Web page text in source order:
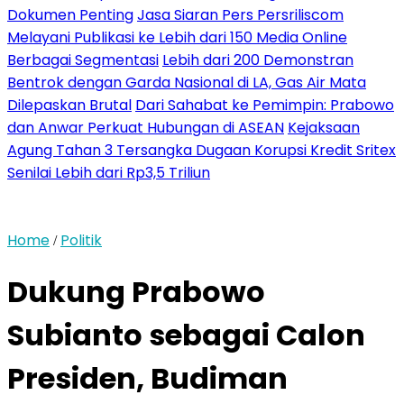
Dokumen PentingJasa Siaran Pers Persriliscom
Melayani Publikasi ke Lebih dari 150 Media Online
Berbagai Segmentasi Lebih dari 200 Demonstran
Bentrok dengan Garda Nasional di LA, Gas Air Mata
Dilepaskan Brutal Dari Sahabat ke Pemimpin: Prabowo
dan Anwar Perkuat Hubungan di ASEAN Kejaksaan
Agung Tahan 3 Tersangka Dugaan Korupsi Kredit Sritex
Senilai Lebih dari Rp3,5 Triliun
Home / Politik
Dukung Prabowo
Subianto sebagai Calon
Presiden, Budiman